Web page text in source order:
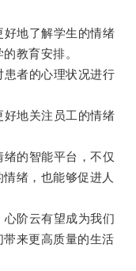
地了解学生的情绪
教育安排。
者的心理状况进行
地关注员工的情绪
的智能平台，不仅
绪，也能够促进人
阶云有望成为我们
来更高质量的生活